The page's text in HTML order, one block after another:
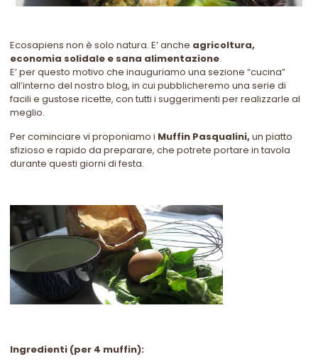
Ecosapiens non è solo natura. E’ anche agricoltura,
economia solidale e sana alimentazione.
E’ per questo motivo che inauguriamo una sezione “cucina”
all’interno del nostro blog, in cui pubblicheremo una serie di
facili e gustose ricette, con tutti i suggerimenti per realizzarle al
meglio.
Per cominciare vi proponiamo i Muffin Pasqualini,un piatto
sfizioso e rapido da preparare, che potrete portare in tavola
durante questi giorni di festa.
Ingredienti (per 4 muffin):